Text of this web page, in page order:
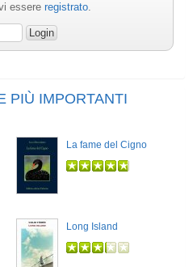
essere registrato.
PIÙ IMPORTANTI
La fame del Cigno
Long Island